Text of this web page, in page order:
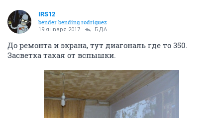
IRS12
bender bending rodriguez
19 января 2017 БДА
До ремонта и экрана, тут диагональ где то 350.
Засветка такая от вспышки.